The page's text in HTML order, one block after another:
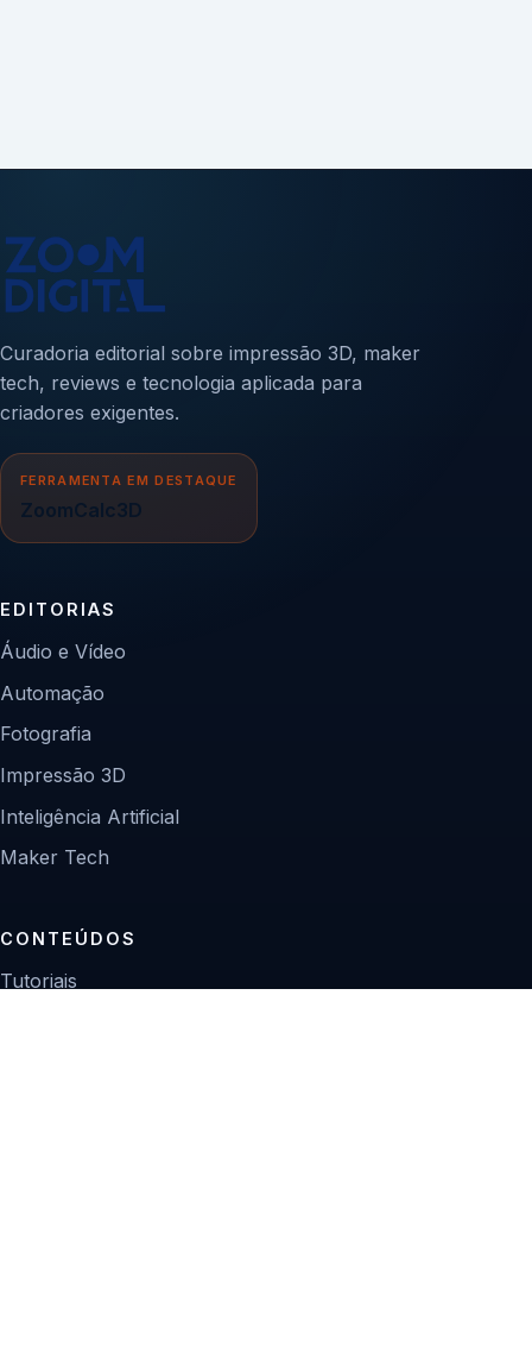
Curadoria editorial sobre impressão 3D, maker
tech, reviews e tecnologia aplicada para
criadores exigentes.
FERRAMENTA EM DESTAQUE
ZoomCalc3D
EDITORIAS
Áudio e Vídeo
Automação
Fotografia
Impressão 3D
Inteligência Artificial
Maker Tech
CONTEÚDOS
Tutoriais